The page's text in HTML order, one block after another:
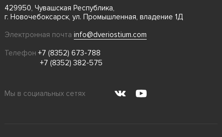
429950, Чувашская Республика,
г. Новочебоксарск, ул. Промышленная, владение 1Д
Электронная почта info@dveriostium.com
Телефон +7 (8352) 673-788
+7 (8352) 382-575
Мы в социальных сетях